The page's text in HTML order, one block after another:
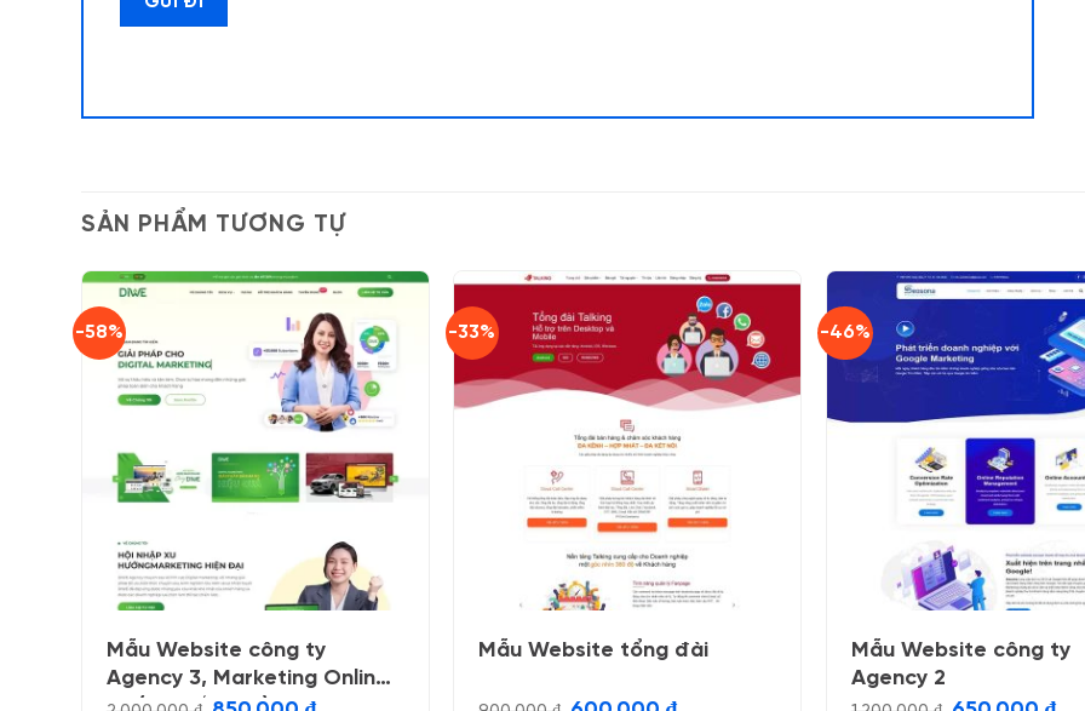
SẢN PHẨM TƯƠNG TỰ
-58%
Mẫu Website công ty
Agency 3, Marketing Online
Giá
Giá
-33%
Mẫu Website tổng đài
Giá
Giá
-46%
Mẫu Website công ty
Agency 2
Giá
Giá